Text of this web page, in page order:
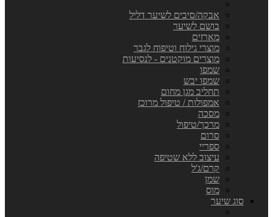
אבקה/סיבים לשיער דליל
בושם לשיער
מארזים
מוצרי גילוח וטיפוח לגבר
מוצרים מוקטנים - לנסיעות
שמפו
שמפו יבש
תחליב מגן מחום
אמפולות / טיפול מרוכז
מסכה
מרכך/טיפול
סרום
ספריי
עיצוב ללא שטיפה
קרם/ג'ל
שמן
מוס
סוג שיער